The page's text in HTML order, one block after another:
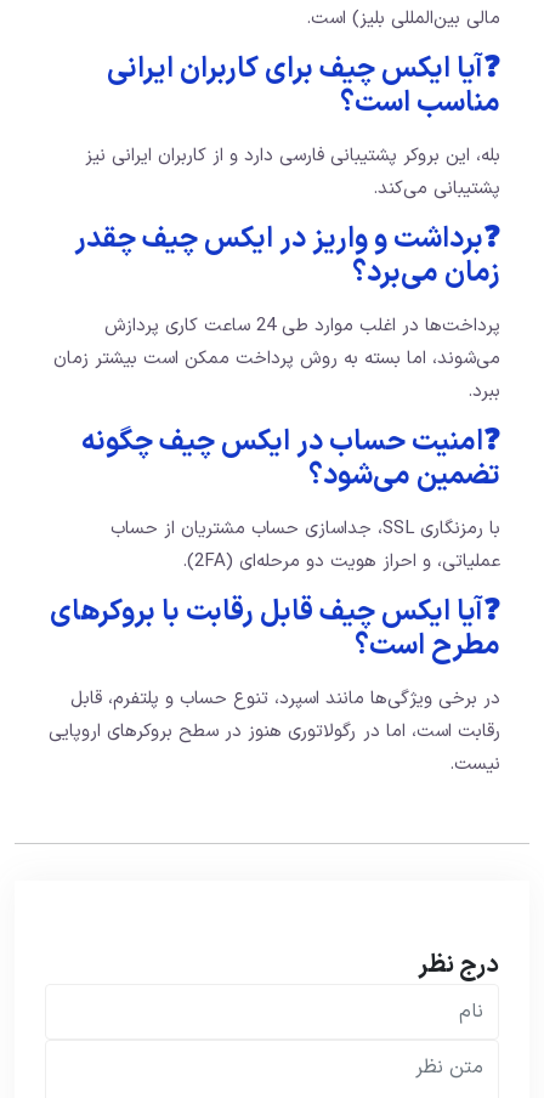
مالی بین‌المللی بلیز) است.
❓آیا ایکس چیف برای کاربران ایرانی
مناسب است؟
بله، این بروکر پشتیبانی فارسی دارد و از کاربران ایرانی نیز
پشتیبانی می‌کند.
❓برداشت و واریز در ایکس چیف چقدر
زمان می‌برد؟
پرداخت‌ها در اغلب موارد طی 24 ساعت کاری پردازش
می‌شوند، اما بسته به روش پرداخت ممکن است بیشتر زمان
ببرد.
❓امنیت حساب در ایکس چیف چگونه
تضمین می‌شود؟
با رمزنگاری SSL، جداسازی حساب مشتریان از حساب
عملیاتی، و احراز هویت دو مرحله‌ای (2FA).
❓آیا ایکس چیف قابل رقابت با بروکرهای
مطرح است؟
در برخی ویژگی‌ها مانند اسپرد، تنوع حساب و پلتفرم، قابل
رقابت است، اما در رگولاتوری هنوز در سطح بروکرهای اروپایی
نیست.
درج نظر